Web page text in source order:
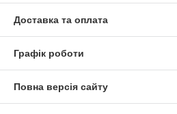
Доставка та оплата
Графік роботи
Повна версія сайту